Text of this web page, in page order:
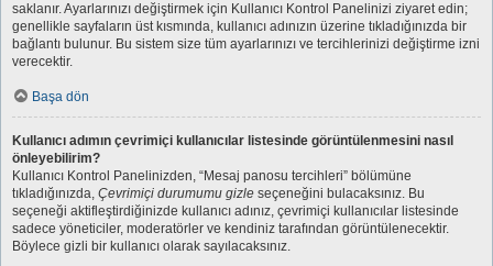
saklanır. Ayarlarınızı değiştirmek için Kullanıcı Kontrol Panelinizi ziyaret edin;
genellikle sayfaların üst kısmında, kullanıcı adınızın üzerine tıkladığınızda bir
bağlantı bulunur. Bu sistem size tüm ayarlarınızı ve tercihlerinizi değiştirme izni
verecektir.
Başa dön
Kullanıcı adımın çevrimiçi kullanıcılar listesinde görüntülenmesini nasıl
önleyebilirim?
Kullanıcı Kontrol Panelinizden, “Mesaj panosu tercihleri” bölümüne
tıkladığınızda, Çevrimiçi durumumu gizle seçeneğini bulacaksınız. Bu
seçeneği aktifleştirdiğinizde kullanıcı adınız, çevrimiçi kullanıcılar listesinde
sadece yöneticiler, moderatörler ve kendiniz tarafından görüntülenecektir.
Böylece gizli bir kullanıcı olarak sayılacaksınız.